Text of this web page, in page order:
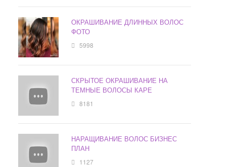
ОКРАШИВАНИЕ ДЛИННЫХ ВОЛОС
ФОТО
5998
СКРЫТОЕ ОКРАШИВАНИЕ НА
ТЕМНЫЕ ВОЛОСЫ КАРЕ
8181
НАРАЩИВАНИЕ ВОЛОС БИЗНЕС
ПЛАН
1127